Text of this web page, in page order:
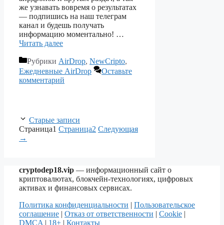
же узнавать вовремя о результатах
— подпишись на наш телеграм
канал и будешь получать
информацию моментально! …
Читать далее
Рубрики AirDrop, NewCripto,
Ежедневные AirDrop
Оставьте
комментарий
Старые записи
Страница1 Страница2 Следующая
→
cryptodep18.vip — информационный сайт о
криптовалютах, блокчейн-технологиях, цифровых
активах и финансовых сервисах.
Политика конфиденциальности | Пользовательское
соглашение | Отказ от ответственности | Cookie |
DMCA | 18+ | Контакты